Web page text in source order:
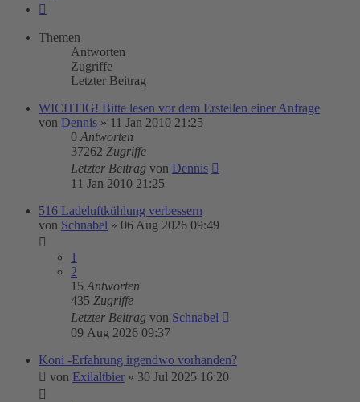
Themen
Antworten
Zugriffe
Letzter Beitrag
WICHTIG! Bitte lesen vor dem Erstellen einer Anfrage
von Dennis » 11 Jan 2010 21:25
0 Antworten
37262 Zugriffe
Letzter Beitrag von Dennis
11 Jan 2010 21:25
516 Ladeluftkühlung verbessern
von Schnabel » 06 Aug 2026 09:49
1
2
15 Antworten
435 Zugriffe
Letzter Beitrag von Schnabel
09 Aug 2026 09:37
Koni -Erfahrung irgendwo vorhanden?
von Exilaltbier » 30 Jul 2025 16:20